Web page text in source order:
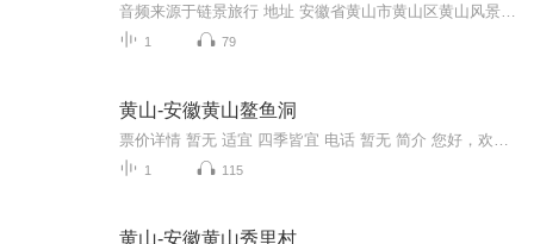
1 79
黄山-安徽黄山鳌鱼洞
1 115
黄山-安徽黄山秀里村